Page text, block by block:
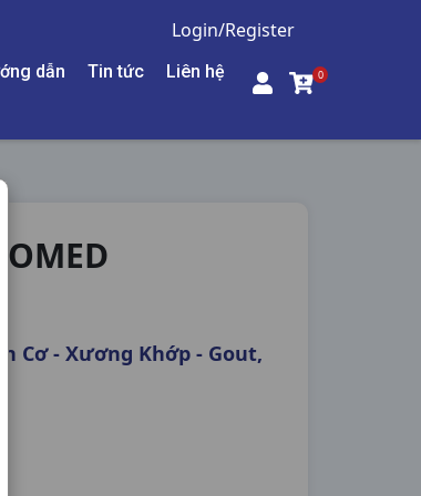
Login/Register
dẫn Tin tức Liên hệ 0
Cơ - Xương Khớp - Gout,